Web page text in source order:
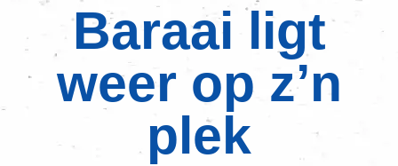
Baraai ligt
weer op z’n
plek